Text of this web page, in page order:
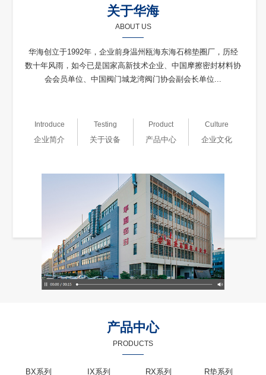
关于华海
ABOUT US
华海创立于1992年，企业前身温州瓯海东海石棉垫圈厂，历经
数十年风雨，如今已是国家高新技术企业、中国摩擦密封材料协
会会员单位、中国阀门城龙湾阀门协会副会长单位...
Introduce
企业简介
Testing
关于设备
Product
产品中心
Culture
企业文化
产品中心
PRODUCTS
BX系列 IX系列 RX系列 R垫系列